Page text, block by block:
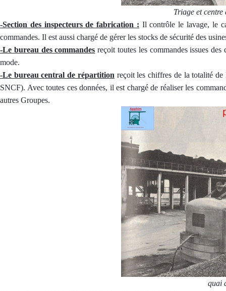
Triage et
-Section des inspecteurs de fabrication : Il contrôle le lavage, le
commandes. Il est aussi chargé de gérer les stocks de sécurité des
-Le bureau des commandes reçoit toutes les commandes issues
mode.
-Le bureau central de répartition reçoit les chiffres de la totalité
SNCF). Avec toutes ces données, il est chargé de réaliser les
autres Groupes.
quai